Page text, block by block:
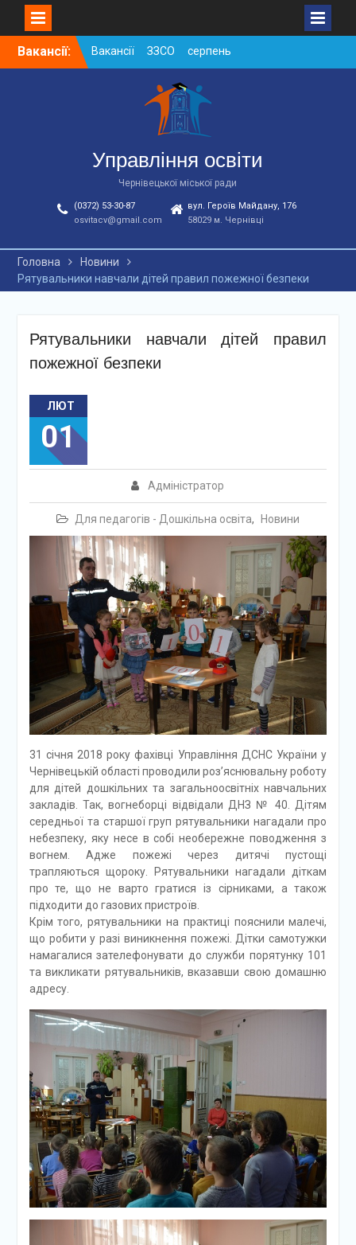
SkipВакансії:
Вакансії ЗЗСО серпень
2026
Вакансії ЗЗСО червень
Вакансії у ЗДО та
дошкільних підрозділах
ЗЗСО станом на
01.08.2026 р.
Управління освіти
Чернівецької міської ради
(0372) 53-30-87
osvitacv@gmail.com
вул. Героїв Майдану, 176
58029 м. Чернівці
Головна
Новини
Рятувальники навчали дітей правил пожежної безпеки
Рятувальники навчали дітей правил
пожежної безпеки
ЛЮТ
01
Адміністратор
Для педагогів - Дошкільна освіта, Новини
31 січня 2018 року фахівці Управління ДСНС України у
Чернівецькій області проводили роз’яснювальну роботу
для дітей дошкільних та загальноосвітніх навчальних
закладів. Так, вогнеборці відвідали ДНЗ № 40. Дітям
середньої та старшої груп рятувальники нагадали про
небезпеку, яку несе в собі необережне поводження з
вогнем. Адже пожежі через дитячі пустощі
трапляються щороку. Рятувальники нагадали діткам
про те, що не варто гратися із сірниками, а також
підходити до газових пристроїв.
Крім того, рятувальники на практиці пояснили малечі,
що робити у разі виникнення пожежі. Дітки самотужки
намагалися зателефонувати до служби порятунку 101
та викликати рятувальників, вказавши свою домашню
адресу.